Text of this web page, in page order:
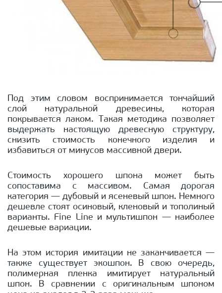
Под этим словом воспринимается тончайший
слой натуральной древесины, которая
покрывается лаком. Такая методика позволяет
выдержать настоящую древесную структуру,
снизить стоимость конечного изделия и
избавиться от минусов массивной двери.
Стоимость хорошего шпона может быть
сопоставима с массивом. Самая дорогая
категория — дубовый и ясеневый шпон. Немного
дешевле стоят осиновый, кленовый и тополиный
варианты. Fine Line и мультишпон — наиболее
дешевые вариации.
На этом история имитации не заканчивается —
также существует экошпон. В свою очередь,
полимерная пленка имитирует натуральный
шпон. В сравнении с оригинальным шпоном